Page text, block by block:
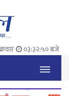
०३:३२:५१ बजे